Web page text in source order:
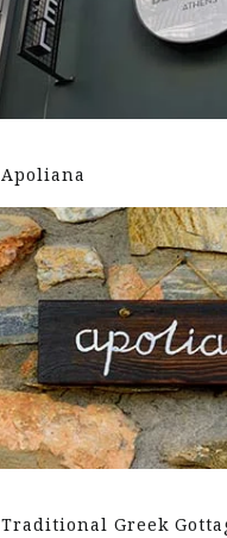
Apoliana
Traditional Greek